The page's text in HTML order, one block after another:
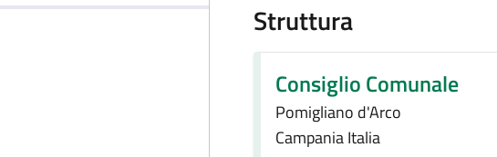
Struttura
Consiglio Comunale
Pomigliano d'Arco
Campania Italia